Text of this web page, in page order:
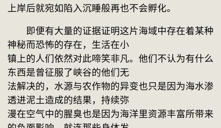
上岸后就宛如陷入沉睡般再也不会孵化。
即便有大量的证据证明这片海域中存在着某种
神秘而恐怖的存在，生活在小
镇上的人们依然对此啼笑非凡。他们不认为有什么
东西是曾征服了峡谷的他们无
法解决的，水源与农作物的异变也只是因为海水渗
透进泥土造成的结果，持续弥
漫在空气中的腥臭也是因为海洋里资源丰富所带来